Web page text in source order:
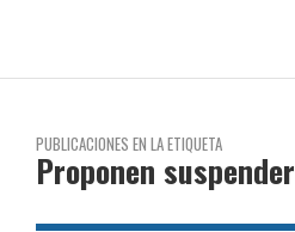
PUBLICACIONES EN LA ETIQUETA
Proponen suspender